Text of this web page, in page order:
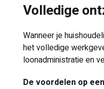
Volledige
Wanneer je
het volledige
loonadministratie en
De voordelen op